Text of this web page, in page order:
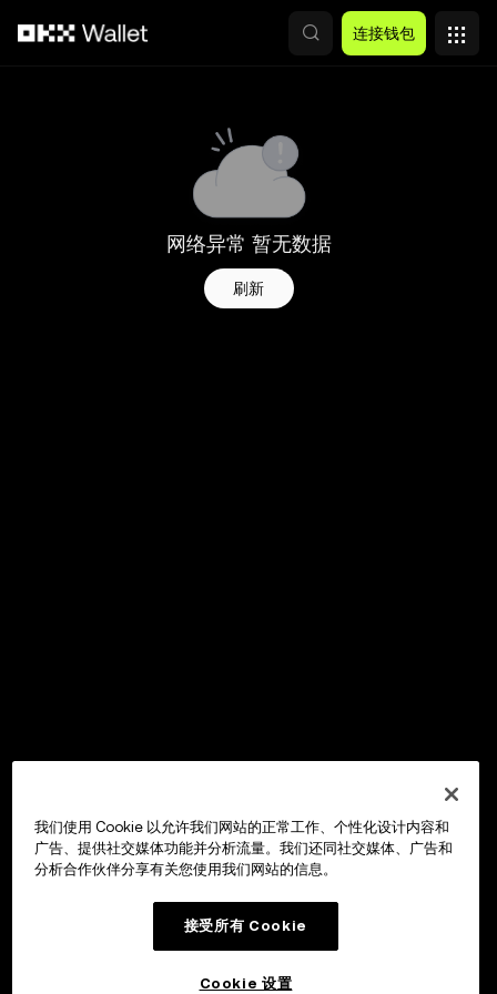
连接钱包
网络异常 暂无数据
刷新
我们使用 Cookie 以允许我们网站的正常工作、个性化设计内容和
广告、提供社交媒体功能并分析流量。我们还同社交媒体、广告和
分析合作伙伴分享有关您使用我们网站的信息。
接受所有 Cookie
Cookie 设置